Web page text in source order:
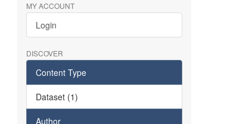
MY ACCOUNT
Login
DISCOVER
Content Type
Dataset (1)
Author